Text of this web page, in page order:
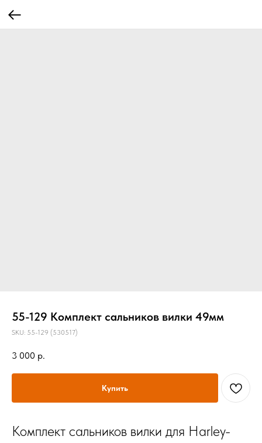
55-129 Комплект сальников вилки 49мм
SKU: 55-129 (530517)
3 000 р.
Купить
Комплект сальников вилки для Harley-